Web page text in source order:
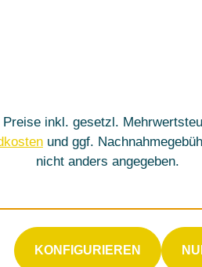
Preise inkl. gesetzl.
und ggf.
nicht anders angegeben.
KONFIGURIEREN